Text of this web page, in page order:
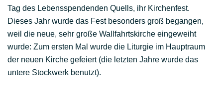
Tag des Lebensspendenden Quells, ihr Kirchenfest.
Dieses Jahr wurde das Fest besonders groß begangen,
weil die neue, sehr große Wallfahrtskirche eingeweiht
wurde: Zum ersten Mal wurde die Liturgie im Hauptraum
der neuen Kirche gefeiert (die letzten Jahre wurde das
untere Stockwerk benutzt).